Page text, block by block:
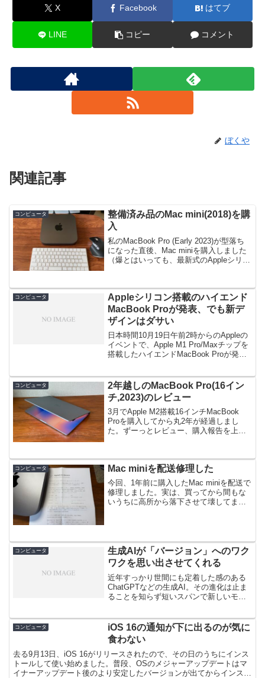
X Facebook はてブ
LINE コピー コメント
ぼくや
関連記事
コンピュータ
整備済み品のMac mini(2018)を購
入
私のMacBook Pro (Early 2023)が型落ち
になった直後、Mac miniを購入しました
（爆とはいっても、最新式のAppleシリコ
コンピュータ
Appleシリコン搭載のハイエンド
MacBook Proが発表、でも新デ
ザインはダサい
日本時間10月19日午前2時からのAppleの
イベントで、Apple M1 Pro/Maxチップを
搭載したハイエンドMacBook Proが発表
り、MacBookファ...
コンピュータ
2年越しのMacBook Pro(16イン
チ,2023)のレビュー
3月でApple M2搭載16インチMacBook
Proを購入してから丸2年が経過しまし
た。ずーっとレビュー、購入報告を上げ
も終わることですし、重い腰を上げてレ
ビ...
コンピュータ Mac miniを配送修理した
今回、1年前に購入したMac miniを配送で
修理しました。実は、買ってから間もな
いうちに高所から落下させて壊してまし
が大...
コンピュータ
生成AIが「バージョン」へのワク
ワクを思い出させてくれる
近年すっかり世間にも定着した感のある
ChatGPTなどの生成AI。その進化は止ま
ることを知らず短いスパンで新しいモデ
が印象的です。例えばGPT-5がリリース
されると、次...
コンピュータ
iOS 16の通知が下に出るのが気に
食わない
去る9月13日、iOS 16がリリースされたので、その日のうちにインス
トールして使い始めました。普段、OSのメジャーアップデートはマ
イナーアップデート後のより安定したバージョンが出てからインスト